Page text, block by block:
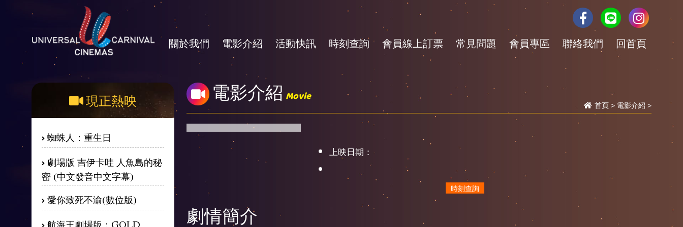
關於我們 電影介紹 活動快訊 時刻查詢 會員線上訂票 常見問題 會員專區 聯絡我們 回首頁
現正熱映
蜘蛛人：重生日
劇場版 吉伊卡哇 人魚島的秘
密 (中文發音中文字幕)
愛你致死不渝(數位版)
航海王劇場版：GOLD
電影介紹 Movie
首頁 > 電影介紹 >
上映日期：
時刻查詢
劇情簡介